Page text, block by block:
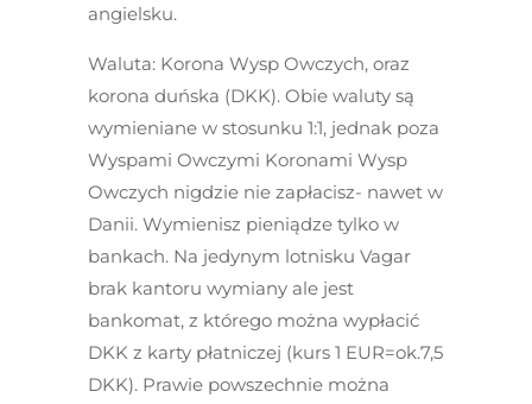
angielsku.
Waluta: Korona Wysp Owczych, oraz
korona duńska (DKK). Obie waluty są
wymieniane w stosunku 1:1, jednak poza
Wyspami Owczymi Koronami Wysp
Owczych nigdzie nie zapłacisz- nawet w
Danii. Wymienisz pieniądze tylko w
bankach. Na jedynym lotnisku Vagar
brak kantoru wymiany ale jest
bankomat, z którego można wypłacić
DKK z karty płatniczej (kurs 1 EUR=ok.7,5
DKK). Prawie powszechnie można